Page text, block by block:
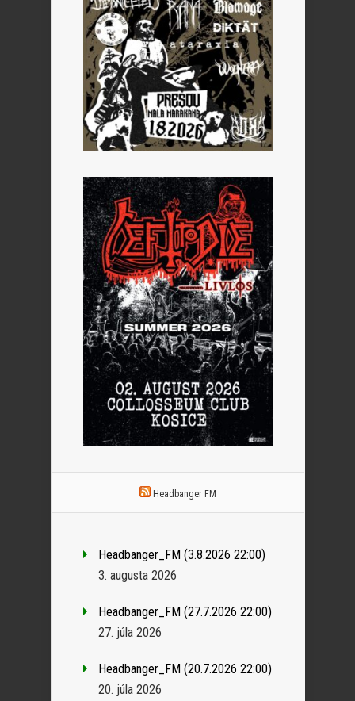
Headbanger FM
Headbanger_FM (3.8.2026 22:00)
3. augusta 2026
Headbanger_FM (27.7.2026 22:00)
27. júla 2026
Headbanger_FM (20.7.2026 22:00)
20. júla 2026